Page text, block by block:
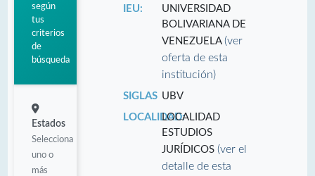
según
tus
criterios
de
búsqueda
Estados
Selecciona
uno o
más
IEU:
UNIVERSIDAD
BOLIVARIANA DE
VENEZUELA(ver
oferta de esta
institución)
SIGLAS UBV
LOCALIDAD:LOCALIDAD
ESTUDIOS
JURÍDICOS(ver el
detalle de esta